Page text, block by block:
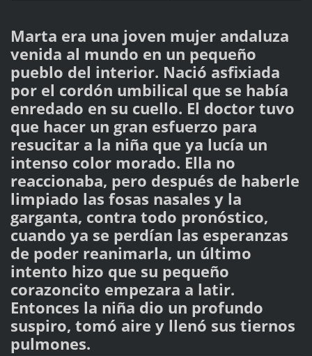
Marta era una joven mujer andaluza
venida al mundo en un pequeño
pueblo del interior. Nació asfixiada
por el cordón umbilical que se había
enredado en su cuello. El doctor tuvo
que hacer un gran esfuerzo para
resucitar a la niña que ya lucía un
intenso color morado. Ella no
reaccionaba, pero después de haberle
limpiado las fosas nasales y la
garganta, contra todo pronóstico,
cuando ya se perdían las esperanzas
de poder reanimarla, un último
intento hizo que su pequeño
corazoncito empezara a latir.
Entonces la niña dio un profundo
suspiro, tomó aire y llenó sus tiernos
pulmones.